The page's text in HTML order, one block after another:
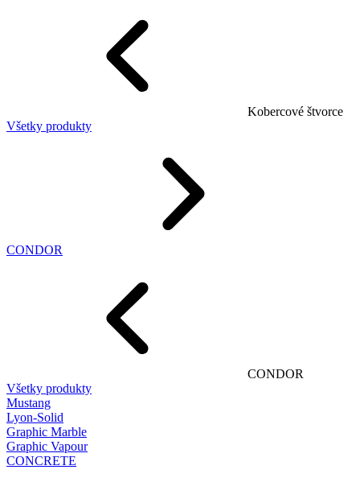
Kobercové štvorce
Všetky produkty
CONDOR
CONDOR
Všetky produkty
Mustang
Lyon-Solid
Graphic Marble
Graphic Vapour
CONCRETE